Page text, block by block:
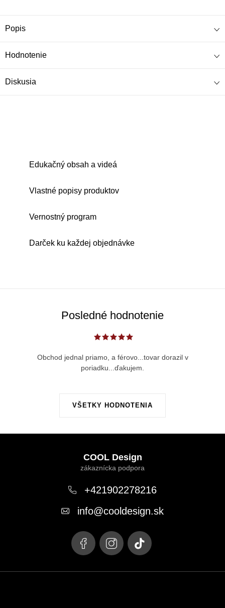
Popis
Hodnotenie
Diskusia
Edukačný obsah a videá
Vlastné popisy produktov
Vernostný program
Darček ku každej objednávke
Posledné hodnotenie
VŠETKY HODNOTENIA
Obchod jednal priamo, a férovo...tovar dorazil v
poriadku...ďakujem.
COOL Design
+421902278216
info@cooldesign.sk